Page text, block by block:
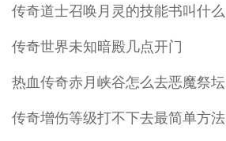
传奇道士召唤月灵的技能书叫什么
传奇世界未知暗殿几点开门
热血传奇赤月峡谷怎么去恶魔祭坛
传奇增伤等级打不下去最简单方法